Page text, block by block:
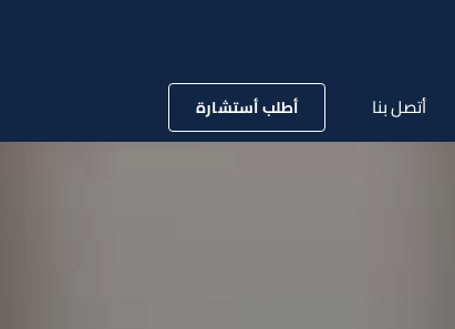
أتصل بنا أطلب أستشارة